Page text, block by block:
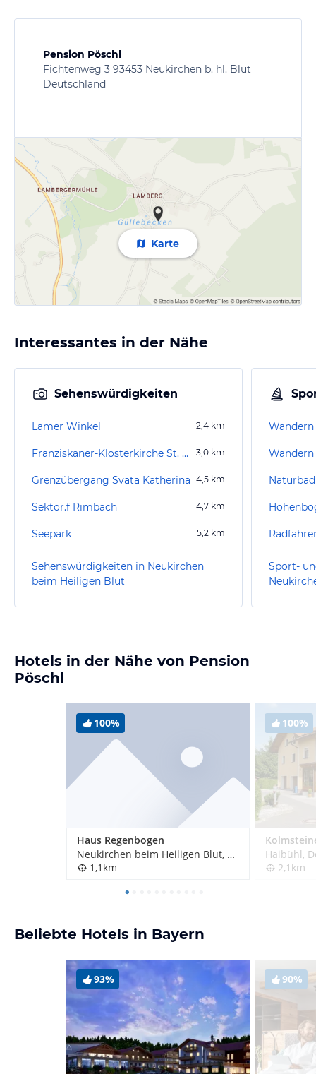
Pension Pöschl
Fichtenweg 3 93453 Neukirchen b. hl. Blut
Deutschland
Karte
Interessantes in der Nähe
Sehenswürdigkeiten
Lamer Winkel 2,4 km
Franziskaner-Klosterkirche St. Katharina 3,0 km
Grenzübergang Svata Katherina 4,5 km
Sektor.f Rimbach 4,7 km
Seepark 5,2 km
Sehenswürdigkeiten in Neukirchen
beim Heiligen Blut
Naturbad
Sport-
Hotels in der Nähe von Pension
Pöschl
100%
Haus Regenbogen
Neukirchen beim Heiligen Blut, Deutschland
1,1km
100%
Haibühl,
2,1km
Beliebte Hotels in Bayern
93% 90%